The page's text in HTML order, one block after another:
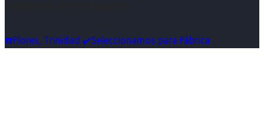
☎️Flores, Trinidad ✔️Seleccionamos para Fábrica